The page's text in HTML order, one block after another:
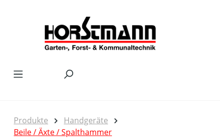
Produkte
Handgeräte
Beile / Äxte / Spalthammer